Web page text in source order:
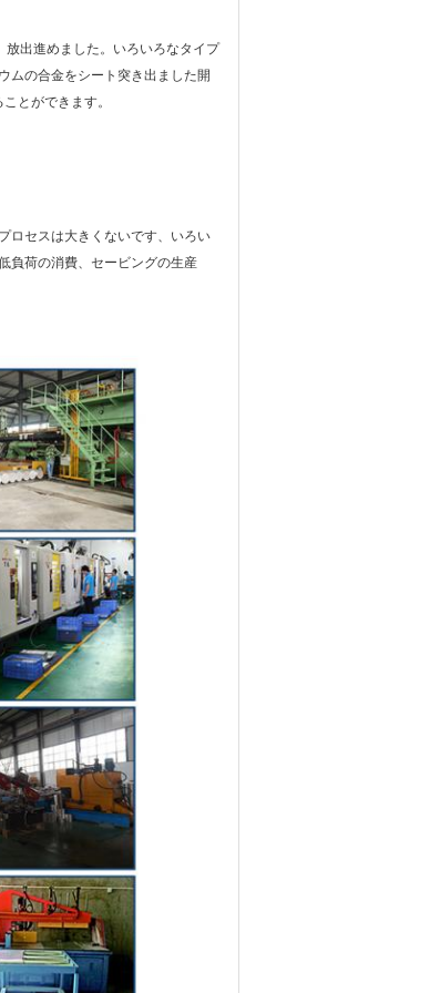
出進めました。いろいろなタイプ
ムの合金をシート突き出ました開
とができます。
ロセスは大きくないです、いろい
負荷の消費、セービングの生産